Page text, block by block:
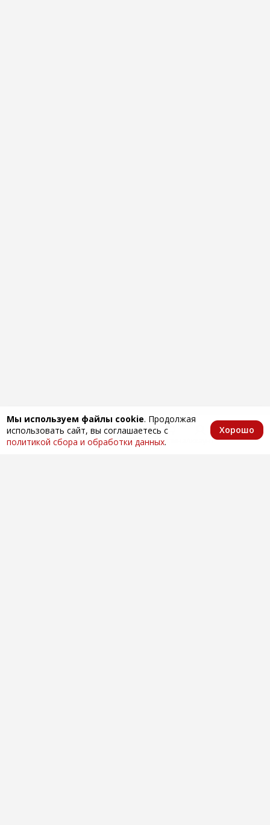
Мы используем файлы cookie. Продолжая
использовать сайт, вы соглашаетесь с
политикой сбора и обработки данных.
Хорошо
Главная КаталогИзбранноеКорзина Аккаунт